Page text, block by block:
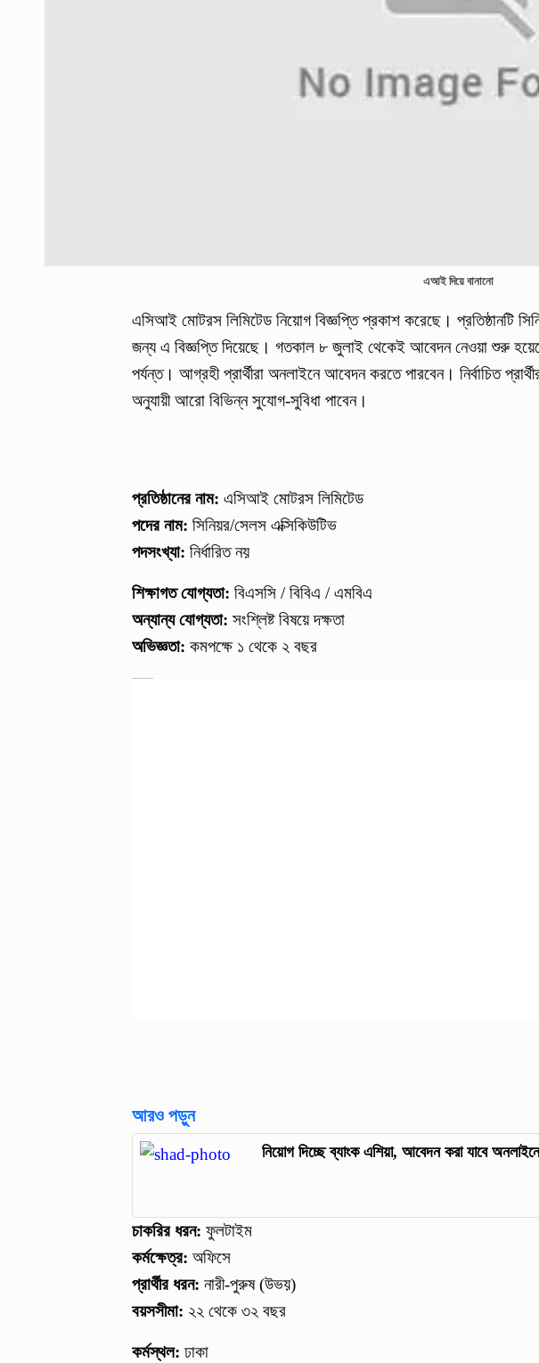
এআই দিয়ে বানানো
এসিআই মোটরস লিমিটেড নিয়োগ বিজ্ঞপ্তি প্রকাশ করেছে। প্রতিষ্ঠানটি
জন্য এ বিজ্ঞপ্তি দিয়েছে। গতকাল ৮ জুলাই থেকেই আবেদন নেওয়া শুরু
পর্যন্ত। আগ্রহী প্রার্থীরা অনলাইনে আবেদন করতে পারবেন। নির্বাচিত
অনুযায়ী আরো বিভিন্ন সুযোগ-সুবিধা পাবেন।
প্রতিষ্ঠানের নাম: এসিআই মোটরস লিমিটেড
পদের নাম: সিনিয়র/সেলস এক্সিকিউটিভ
পদসংখ্যা: নির্ধারিত নয়
শিক্ষাগত যোগ্যতা: বিএসসি / বিবিএ / এমবিএ
অন্যান্য যোগ্যতা: সংশ্লিষ্ট বিষয়ে দক্ষতা
অভিজ্ঞতা: কমপক্ষে ১ থেকে ২ বছর
আরও পড়ুন
নিয়োগ দিচ্ছে ব্যাংক এশিয়া, আবেদন করা যাবে অনলাইনে
চাকরির ধরন: ফুলটাইম
কর্মক্ষেত্র: অফিসে
প্রার্থীর ধরন: নারী-পুরুষ (উভয়)
বয়সসীমা: ২২ থেকে ৩২ বছর
কর্মস্থল: ঢাকা